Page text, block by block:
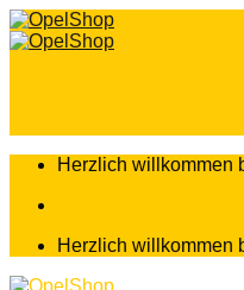
Zum
Inhalt
Herzlich willkommen
Herzlich willkommen